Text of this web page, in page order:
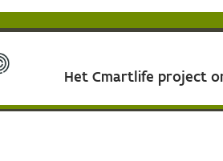
Het Cmartlife project